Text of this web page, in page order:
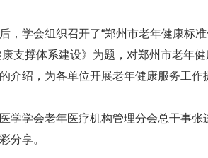
学会组织召开了“郑州市老年健康标准
支撑体系建设》为题，对郑州市老年
介绍，为各单位开展老年健康服务工作
学会老年医疗机构管理分会总干事张
分享。